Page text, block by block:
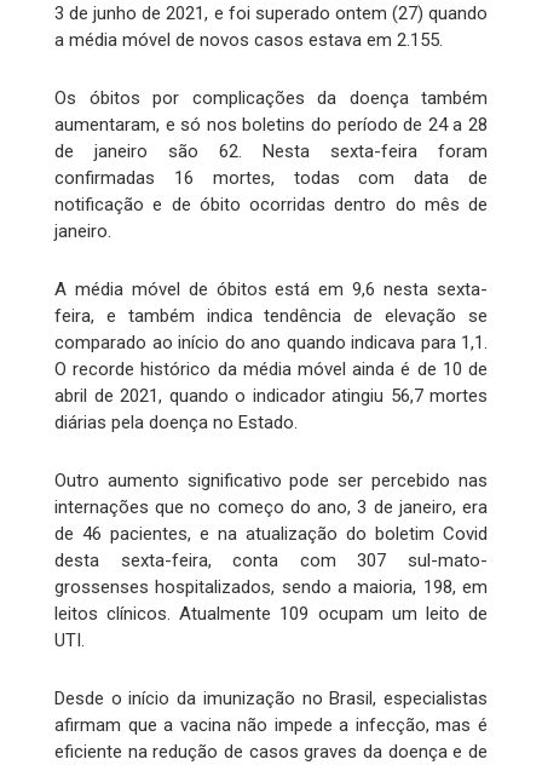
3 de junho de 2021, e foi superado ontem (27) quando
a média móvel de novos casos estava em 2.155.
Os óbitos por complicações da doença também
aumentaram, e só nos boletins do período de 24 a 28
de janeiro são 62. Nesta sexta-feira foram
confirmadas 16 mortes, todas com data de
notificação e de óbito ocorridas dentro do mês de
janeiro.
A média móvel de óbitos está em 9,6 nesta sexta-
feira, e também indica tendência de elevação se
comparado ao início do ano quando indicava para 1,1.
O recorde histórico da média móvel ainda é de 10 de
abril de 2021, quando o indicador atingiu 56,7 mortes
diárias pela doença no Estado.
Outro aumento significativo pode ser percebido nas
internações que no começo do ano, 3 de janeiro, era
de 46 pacientes, e na atualização do boletim Covid
desta sexta-feira, conta com 307 sul-mato-
grossenses hospitalizados, sendo a maioria, 198, em
leitos clínicos. Atualmente 109 ocupam um leito de
UTI.
Desde o início da imunização no Brasil, especialistas
afirmam que a vacina não impede a infecção, mas é
eficiente na redução de casos graves da doença e de